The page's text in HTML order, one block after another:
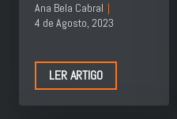
Ana Bela Cabral
4 de Agosto, 2023
LER ARTIGO